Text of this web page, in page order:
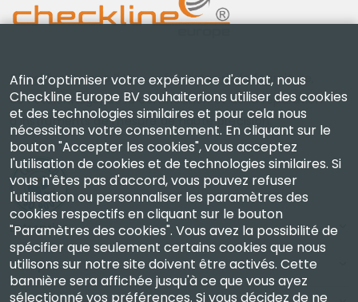
Checkline Europe B.V. — spécialistes de la fourniture,
de l'étalonnage, de la certification et de la réparation
d'instruments de mesure de haute précision.
Entreprise
Compte
Afin d’optimiser votre expérience d'achat, nous
Checkline Europe BV souhaiterions utiliser des cookies
et des technologies similaires et pour cela nous
nécessitons votre consentement. En cliquant sur le
bouton "Accepter les cookies", vous acceptez
l'utilisation de cookies et de technologies similaires. Si
vous n'êtes pas d'accord, vous pouvez refuser
l'utilisation ou personnaliser les paramètres des
cookies respectifs en cliquant sur le bouton
"Paramètres des cookies". Vous avez la possibilité de
spécifier que seulement certains cookies que nous
utilisons sur notre site doivent être activés. Cette
bannière sera affichée jusqu'à ce que vous ayez
sélectionné vos préférences. Si vous décidez de ne